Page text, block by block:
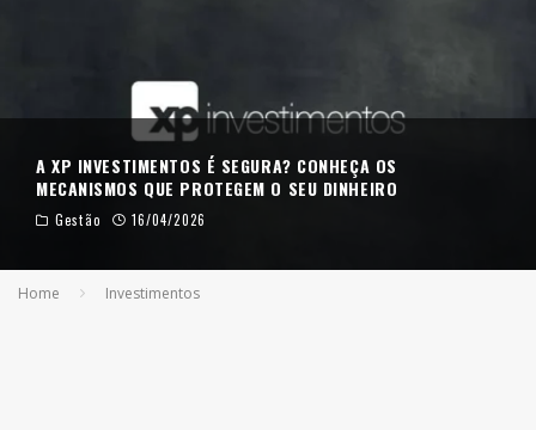
A XP INVESTIMENTOS É SEGURA? CONHEÇA OS
MECANISMOS QUE PROTEGEM O SEU DINHEIRO
Gestão 16/04/2026
Home Investimentos